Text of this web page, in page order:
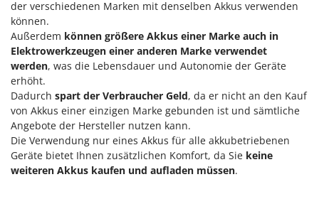
P
Palazzetti
Palumbo Pavi
Partisani
Paterlini
Philips
Pramac
Prismafood
R
der verschiedenen Marken mit denselben Akkus verwenden
können.
Außerdem können größere Akkus einer Marke auch in
Elektrowerkzeugen einer anderen Marke verwendet
werden, was die Lebensdauer und Autonomie der Geräte
erhöht.
Dadurch spart der Verbraucher Geld, da er nicht an den Kauf
von Akkus einer einzigen Marke gebunden ist und sämtliche
Angebote der Hersteller nutzen kann.
Die Verwendung nur eines Akkus für alle akkubetriebenen
Geräte bietet Ihnen zusätzlichen Komfort, da Sie keine
weiteren Akkus kaufen und aufladen müssen.